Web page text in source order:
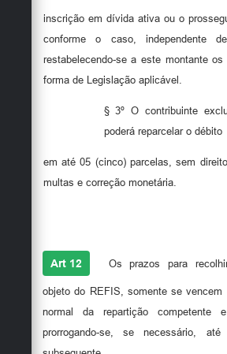
inscrição em dívida ativa ou o
conforme o caso, independente
restabelecendo-se a este montante
forma de Legislação aplicável.
§ 3º O contribuinte
poderá reparcelar o débito
em até 05 (cinco) parcelas, sem
multas e correção monetária.
Art 12 Os prazos para
objeto do REFIS, somente se vencem
normal da repartição competente
prorrogando-se, se necessário,